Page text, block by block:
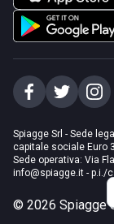
Spiagge Srl - Sede
capitale sociale Euro
Sede operativa: Via
info@spiagge.it - p.i./
© 2026 Spiagge